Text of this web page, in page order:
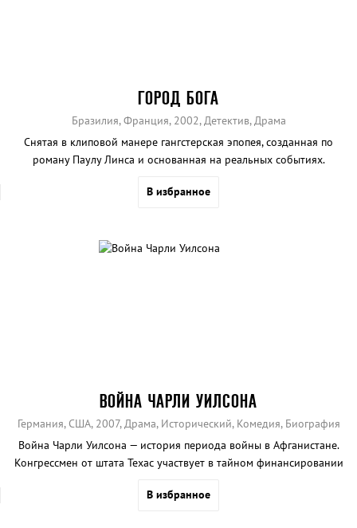
ГОРОД БОГА
Бразилия, Франция, 2002, Детектив, Драма
Снятая в клиповой манере гангстерская эпопея, созданная по
роману Паулу Линса и основанная на реальных событиях.
В избранное
ВОЙНА ЧАРЛИ УИЛСОНА
Германия, США, 2007, Драма, Исторический, Комедия, Биография
Война Чарли Уилсона — история периода войны в Афганистане.
Конгрессмен от штата Техас участвует в тайном финансировании
В избранное